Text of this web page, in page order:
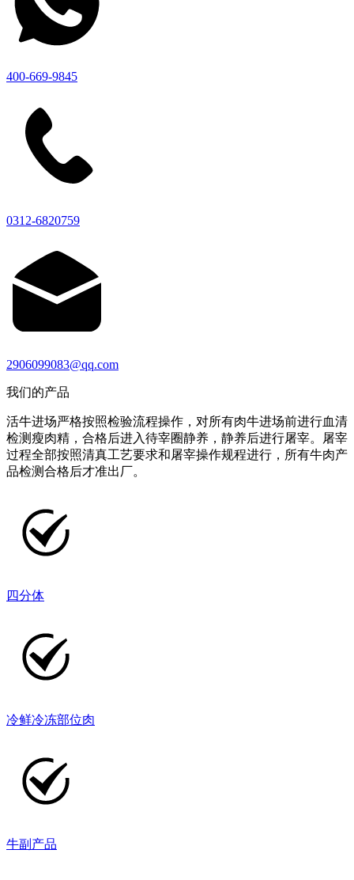
400-669-9845
0312-6820759
2906099083@qq.com
我们的产品
活牛进场严格按照检验流程操作，对所有肉牛进场前进行血清
检测瘦肉精，合格后进入待宰圈静养，静养后进行屠宰。屠宰
过程全部按照清真工艺要求和屠宰操作规程进行，所有牛肉产
品检测合格后才准出厂。
四分体
冷鲜冷冻部位肉
牛副产品